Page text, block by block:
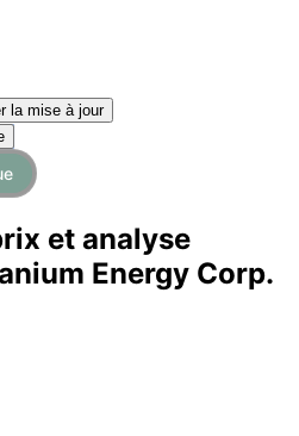
la mise à jour
et analyse
Energy Corp.